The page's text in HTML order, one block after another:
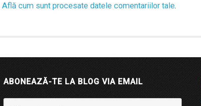
Află cum sunt procesate datele comentariilor tale.
ABONEAZĂ-TE LA BLOG VIA EMAIL